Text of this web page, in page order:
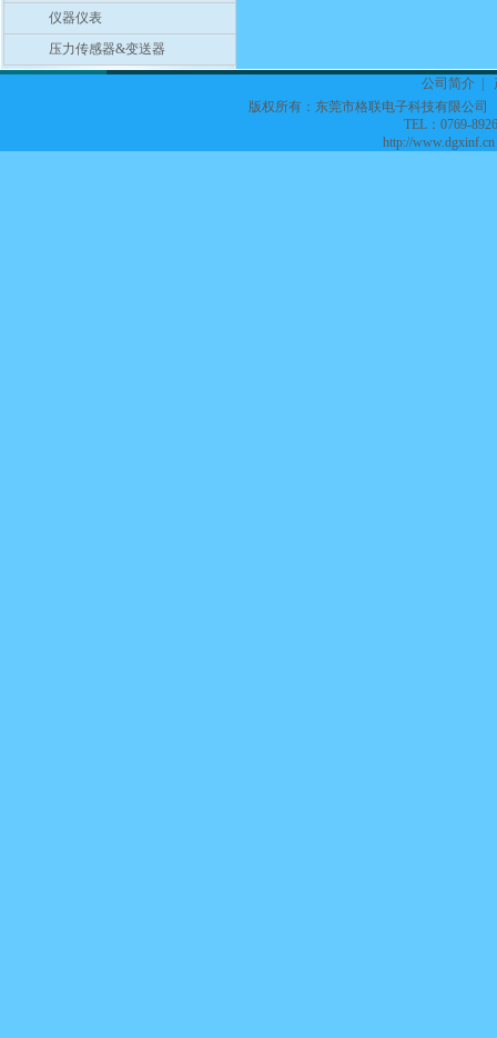
仪器仪表
压力传感器&变送器
公司简介|
版权所有：东莞市格联电子科技有限
TEL：0769-
http://